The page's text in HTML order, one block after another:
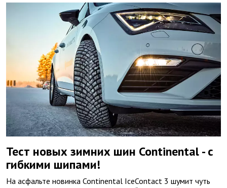
Тест новых зимних шин Continental - с
гибкими шипами!
На асфальте новинка Continental IceContact 3 шумит чуть